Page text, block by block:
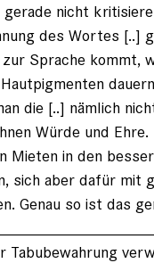
nicht
des Wortes [..]
Sprache kommt,
die [..] nämlich
Würde und Ehre.
Mieten in den
sich aber dafür mit
Genau so ist das
Tabubewahrung